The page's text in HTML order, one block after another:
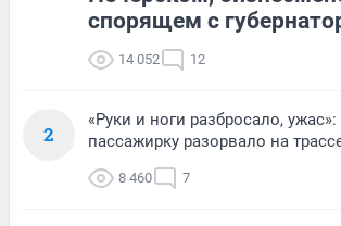
спорящем с
14 052 12
2
«Руки и ноги разбросало,
пассажирку разорвало на
8 460 7